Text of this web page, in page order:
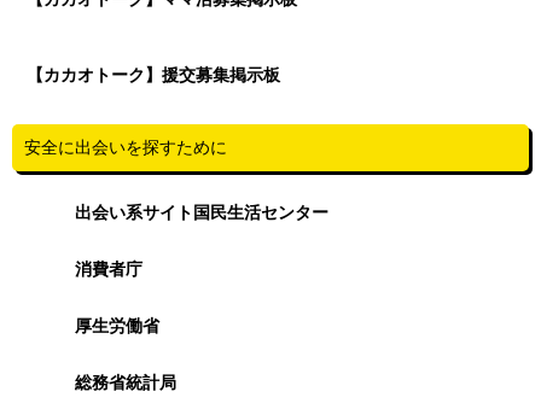
【カカオトーク】援交募集掲示板
安全に出会いを探すために
出会い系サイト国民生活センター
消費者庁
厚生労働省
総務省統計局